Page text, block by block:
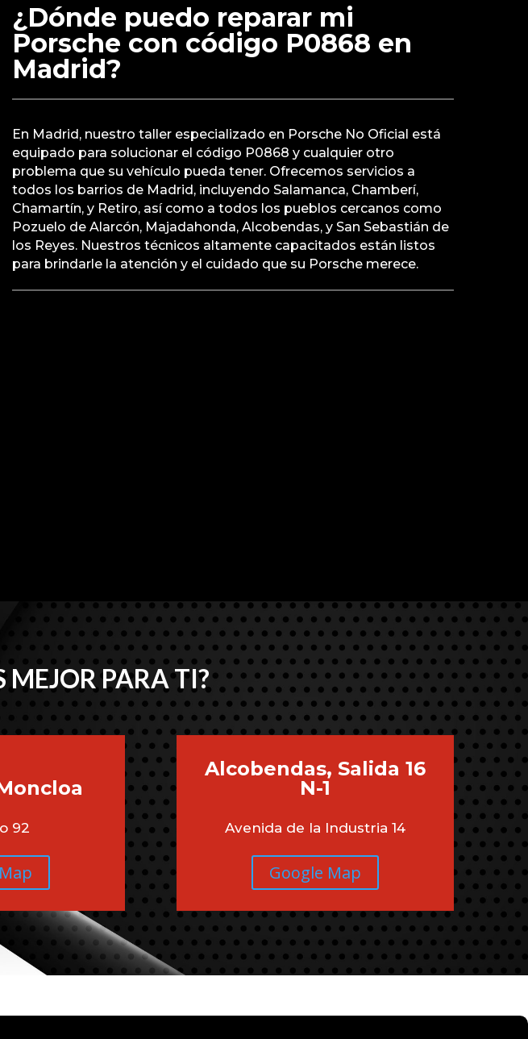
¿Dónde puedo reparar mi
Porsche con código P0868 en
Madrid?
En Madrid, nuestro taller especializado en Porsche No Oficial está
equipado para solucionar el código P0868 y cualquier otro
problema que su vehículo pueda tener. Ofrecemos servicios a
todos los barrios de Madrid, incluyendo Salamanca, Chamberí,
Chamartín, y Retiro, así como a todos los pueblos cercanos como
Pozuelo de Alarcón, Majadahonda, Alcobendas, y San Sebastián de
los Reyes. Nuestros técnicos altamente capacitados están listos
para brindarle la atención y el cuidado que su Porsche merece.
MEJOR PARA TI?
92
Alcobendas, Salida 16
N-1
Avenida de la Industria 14
Google Map